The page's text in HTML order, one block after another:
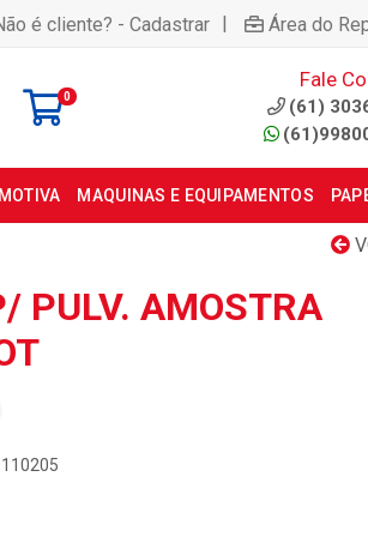
é cliente? - Cadastrar | Área do
0
Fale
(61)
MAQUINAS E EQUIPAMENTOS
PULV. AMOSTRA